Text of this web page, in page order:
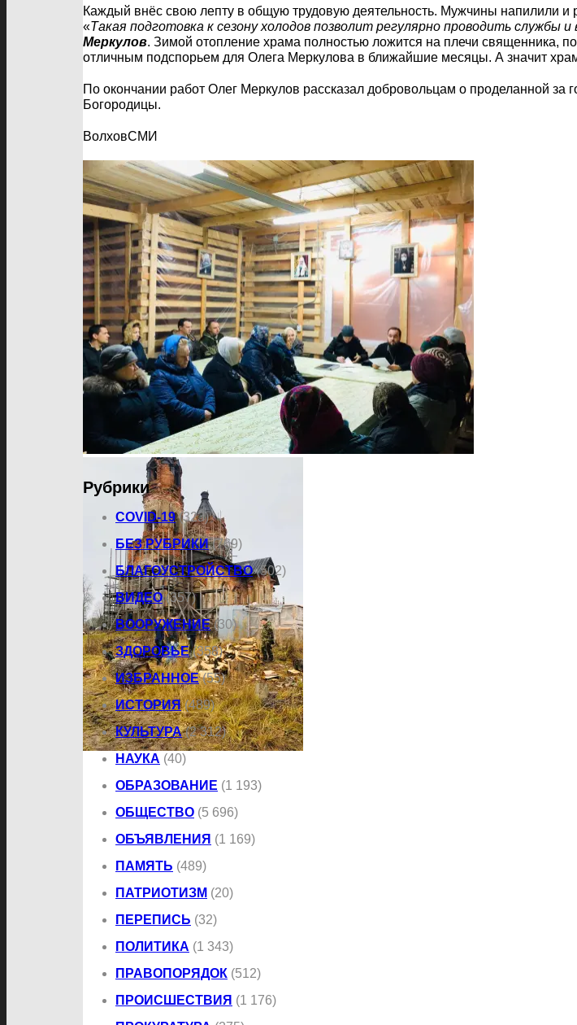
Каждый внёс свою лепту в общую трудовую деятельность. Мужчины напилили
«Такая подготовка к сезону холодов позволит регулярно проводить службы и
Меркулов. Зимой отопление храма полностью ложится на плечи священника,
отличным подспорьем для Олега Меркулова в ближайшие месяцы. А значит храм
По окончании работ Олег Меркулов рассказал добровольцам о проделанной
Богородицы.
ВолховСМИ
Рубрики
COVID-19(323)
БЕЗ РУБРИКИ(769)
БЛАГОУСТРОЙСТВО(502)
ВИДЕО(357)
ВООРУЖЕНИЕ(30)
ЗДОРОВЬЕ(358)
ИЗБРАННОЕ(55)
ИСТОРИЯ(489)
КУЛЬТУРА(2 312)
НАУКА (40)
ОБРАЗОВАНИЕ (1 193)
ОБЩЕСТВО (5 696)
ОБЪЯВЛЕНИЯ (1 169)
ПАМЯТЬ (489)
ПАТРИОТИЗМ (20)
ПЕРЕПИСЬ (32)
ПОЛИТИКА (1 343)
ПРАВОПОРЯДОК (512)
ПРОИСШЕСТВИЯ (1 176)